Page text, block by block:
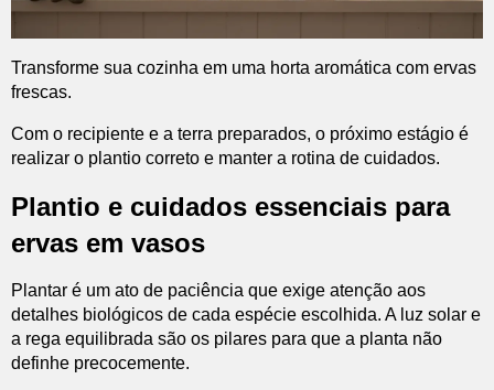
Transforme sua cozinha em uma horta aromática com ervas
frescas.
Com o recipiente e a terra preparados, o próximo estágio é
realizar o plantio correto e manter a rotina de cuidados.
Plantio e cuidados essenciais para
ervas em vasos
Plantar é um ato de paciência que exige atenção aos
detalhes biológicos de cada espécie escolhida. A luz solar e
a rega equilibrada são os pilares para que a planta não
definhe precocemente.